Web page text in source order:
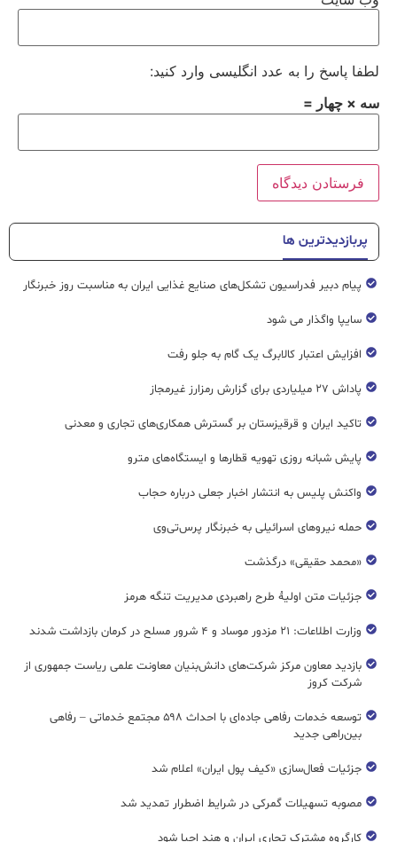
لطفا پاسخ را به عدد انگلیسی وارد کنید:
سه × چهار =
پربازدیدترین ها
پیام دبیر فدراسیون تشکل‌های صنایع غذایی ایران به مناسبت روز خبرنگار
سایپا واگذار می شود
افزایش اعتبار کالابرگ یک گام به جلو رفت
پاداش ۲۷ میلیاردی برای گزارش رمزارز غیرمجاز
تاکید ایران و قرقیزستان بر گسترش همکاری‌های تجاری و معدنی
پایش شبانه روزی تهویه قطار‌ها و ایستگاه‌های مترو
واکنش پلیس به انتشار اخبار جعلی درباره حجاب
حمله نیروهای اسرائیلی به خبرنگار پرس‌تی‌وی
«محمد حقیقی» درگذشت
جزئیات متن اولیۀ طرح راهبردی مدیریت تنگه هرمز
وزارت اطلاعات: ۲۱ مزدور موساد و ۴ شرور مسلح در کرمان بازداشت شدند
بازدید معاون مرکز شرکت‌های دانش‌بنیان معاونت علمی ریاست جمهوری از
شرکت کروز
توسعه خدمات رفاهی جاده‌ای با احداث ۵۹۸ مجتمع خدماتی – رفاهی
بین‌راهی جدید
جزئیات فعال‌سازی «کیف پول ایران» اعلام شد
مصوبه تسهیلات گمرکی در شرایط اضطرار تمدید شد
کارگروه مشترک تجاری ایران و هند احیا شود